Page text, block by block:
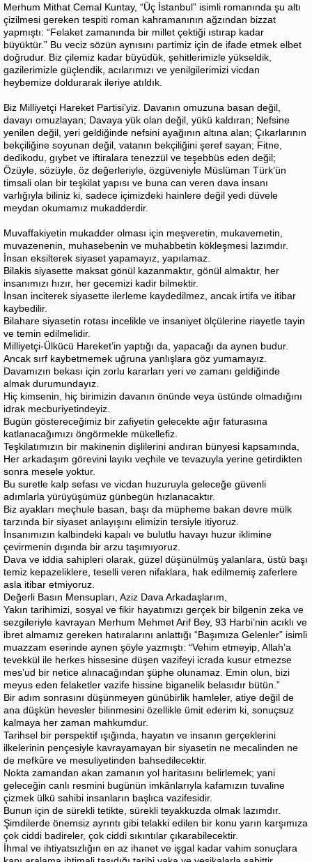
Merhum Mithat Cemal Kuntay, “Üç İstanbul” isimli romanında şu altı
çizilmesi gereken tespiti roman kahramanının ağzından bizzat
yapmıştı: “Felaket zamanında bir millet çektiği ıstırap kadar
büyüktür.” Bu veciz sözün aynısını partimiz için de ifade etmek elbet
doğrudur. Biz çilemiz kadar büyüdük, şehitlerimizle yükseldik,
gazilerimizle güçlendik, acılarımızı ve yenilgilerimizi vicdan
heybemize doldurarak ileriye atıldık.
Biz Milliyetçi Hareket Partisi’yiz. Davanın omuzuna basan değil,
davayı omuzlayan; Davaya yük olan değil, yükü kaldıran; Nefsine
yenilen değil, yeri geldiğinde nefsini ayağının altına alan; Çıkarlarının
bekçiliğine soyunan değil, vatanın bekçiliğini şeref sayan; Fitne,
dedikodu, gıybet ve iftiralara tenezzül ve teşebbüs eden değil;
Özüyle, sözüyle, öz değerleriyle, özgüveniyle Müslüman Türk’ün
timsali olan bir teşkilat yapısı ve buna can veren dava insanı
varlığıyla biliniz ki, sadece içimizdeki hainlere değil yedi düvele
meydan okumamız mukadderdir.
Muvaffakiyetin mukadder olması için meşveretin, mukavemetin,
muvazenenin, muhasebenin ve muhabbetin kökleşmesi lazımdır.
İnsan eksilterek siyaset yapamayız, yapılamaz.
Bilakis siyasette maksat gönül kazanmaktır, gönül almaktır, her
insanımızı hızır, her gecemizi kadir bilmektir.
İnsan inciterek siyasette ilerleme kaydedilmez, ancak irtifa ve itibar
kaybedilir.
Bilahare siyasetin rotası incelikle ve insaniyet ölçülerine riayetle tayin
ve temin edilmelidir.
Milliyetçi-Ülkücü Hareket’in yaptığı da, yapacağı da aynen budur.
Ancak sırf kaybetmemek uğruna yanlışlara göz yumamayız.
Davamızın bekası için zorlu kararları yeri ve zamanı geldiğinde
almak durumundayız.
Hiç kimsenin, hiç birimizin davanın önünde veya üstünde olmadığını
idrak mecburiyetindeyiz.
Bugün göstereceğimiz bir zafiyetin gelecekte ağır faturasına
katlanacağımızı öngörmekle mükellefiz.
Teşkilatımızın bir makinenin dişlilerini andıran bünyesi kapsamında,
Her arkadaşım görevini layıkı veçhile ve tevazuyla yerine getirdikten
sonra mesele yoktur.
Bu suretle kalp sefası ve vicdan huzuruyla geleceğe güvenli
adımlarla yürüyüşümüz günbegün hızlanacaktır.
Biz ayakları meçhule basan, başı da müpheme bakan devre mülk
tarzında bir siyaset anlayışını elimizin tersiyle itiyoruz.
İnsanımızın kalbindeki kapalı ve bulutlu havayı huzur iklimine
çevirmenin dışında bir arzu taşımıyoruz.
Dava ve iddia sahipleri olarak, güzel düşünülmüş yalanlara, üstü başı
temiz kepazeliklere, teselli veren nifaklara, hak edilmemiş zaferlere
asla itibar etmiyoruz.
Değerli Basın Mensupları, Aziz Dava Arkadaşlarım,
Yakın tarihimizi, sosyal ve fikir hayatımızı gerçek bir bilgenin zeka ve
sezgileriyle kavrayan Merhum Mehmet Arif Bey, 93 Harbi’nin acıklı ve
ibret almamız gereken hatıralarını anlattığı “Başımıza Gelenler” isimli
muazzam eserinde aynen şöyle yazmıştı: “Vehim etmeyip, Allah’a
tevekkül ile herkes hissesine düşen vazifeyi icrada kusur etmezse
mes’ud bir netice alınacağından şüphe olunamaz. Emin olun, bizi
meyus eden felaketler vazife hissine biganelik belasıdır bütün.”
Bir adım sonrasını düşünmeyen günübirlik hamleler, atiye değil de
ana düşkün hevesler bilinmesini özellikle ümit ederim ki, sonuçsuz
kalmaya her zaman mahkumdur.
Tarihsel bir perspektif ışığında, hayatın ve insanın gerçeklerini
ilkelerinin pençesiyle kavrayamayan bir siyasetin ne mecalinden ne
de mefkûre ve mesuliyetinden bahsedilecektir.
Nokta zamandan akan zamanın yol haritasını belirlemek; yani
geleceğin canlı resmini bugünün imkânlarıyla kafamızın tuvaline
çizmek ülkü sahibi insanların başlıca vazifesidir.
Bunun için de sürekli tetikte, sürekli teyakkuzda olmak lazımdır.
Şimdilerde önemsiz ayrıntı gibi telakki edilen bir konu yarın karşımıza
çok ciddi badireler, çok ciddi sıkıntılar çıkarabilecektir.
İhmal ve ihtiyatsızlığın en az ihanet ve işgal kadar vahim sonuçlara